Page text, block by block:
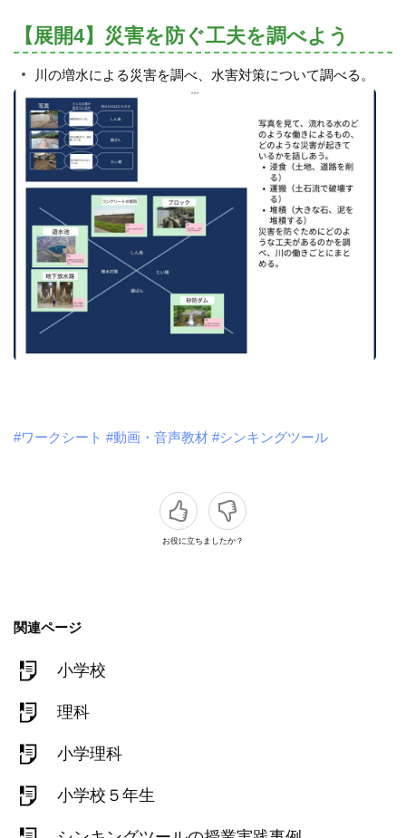
【展開4】災害を防ぐ工夫を調べよう
川の増水による災害を調べ、水害対策について調べる。
#ワークシート #動画・音声教材 #シンキングツール
お役に立ちましたか？
関連ページ
小学校
理科
小学理科
小学校５年生